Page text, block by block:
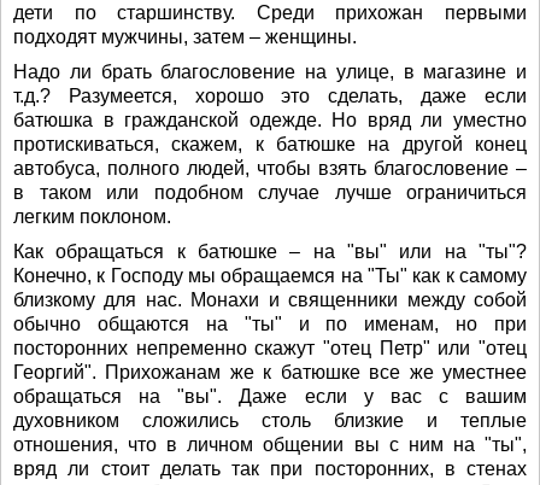
дети по старшинству. Среди прихожан первыми
подходят мужчины, затем – женщины.
Надо ли брать благословение на улице, в магазине и
т.д.? Разумеется, хорошо это сделать, даже если
батюшка в гражданской одежде. Но вряд ли уместно
протискиваться, скажем, к батюшке на другой конец
автобуса, полного людей, чтобы взять благословение –
в таком или подобном случае лучше ограничиться
легким поклоном.
Как обращаться к батюшке – на "вы" или на "ты"?
Конечно, к Господу мы обращаемся на "Ты" как к самому
близкому для нас. Монахи и священники между собой
обычно общаются на "ты" и по именам, но при
посторонних непременно скажут "отец Петр" или "отец
Георгий". Прихожанам же к батюшке все же уместнее
обращаться на "вы". Даже если у вас с вашим
духовником сложились столь близкие и теплые
отношения, что в личном общении вы с ним на "ты",
вряд ли стоит делать так при посторонних, в стенах